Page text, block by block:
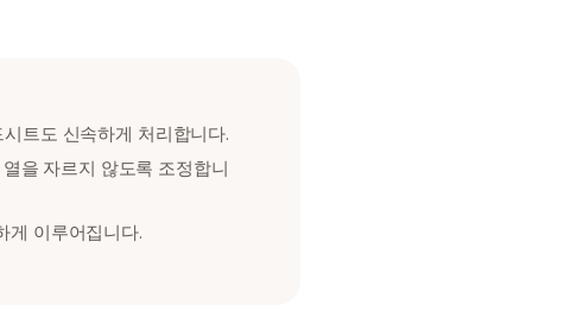
트도 신속하게 처리합니다.
을 자르지 않도록 조정합니
게 이루어집니다.